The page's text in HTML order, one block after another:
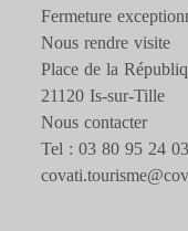
Fermeture
Nous rendre visite
Place de la
21120 Is-sur-Tille
Nous contacter
Tel : 03 80 95 24 03